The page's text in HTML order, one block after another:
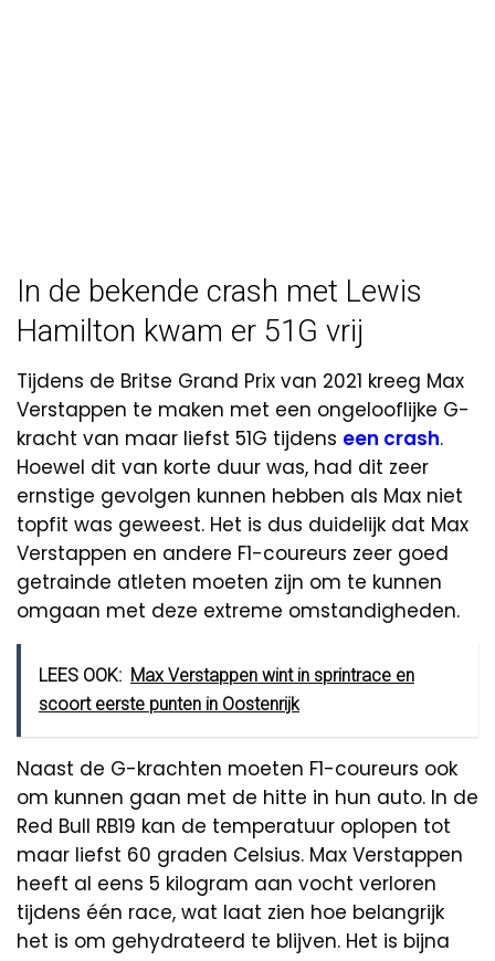
In de bekende crash met Lewis
Hamilton kwam er 51G vrij
Tijdens de Britse Grand Prix van 2021 kreeg Max
Verstappen te maken met een ongelooflijke G-
kracht van maar liefst 51G tijdens een crash.
Hoewel dit van korte duur was, had dit zeer
ernstige gevolgen kunnen hebben als Max niet
topfit was geweest. Het is dus duidelijk dat Max
Verstappen en andere F1-coureurs zeer goed
getrainde atleten moeten zijn om te kunnen
omgaan met deze extreme omstandigheden.
LEES OOK: Max Verstappen wint in sprintrace en
scoort eerste punten in Oostenrijk
Naast de G-krachten moeten F1-coureurs ook
om kunnen gaan met de hitte in hun auto. In de
Red Bull RB19 kan de temperatuur oplopen tot
maar liefst 60 graden Celsius. Max Verstappen
heeft al eens 5 kilogram aan vocht verloren
tijdens één race, wat laat zien hoe belangrijk
het is om gehydrateerd te blijven. Het is bijna